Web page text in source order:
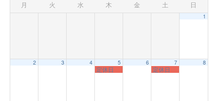
月 火 水 木 金 土 日
1
2 3 4 5
定休日
6 7
定休日
8